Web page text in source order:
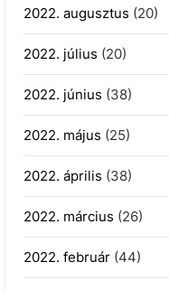
2022. augusztus (20)
2022. július (20)
2022. június (38)
2022. május (25)
2022. április (38)
2022. március (26)
2022. február(44)